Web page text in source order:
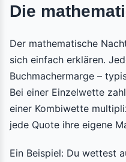
Die
Der mathematische
sich einfach erklären.
Buchmachermarge –
Bei einer Einzelwette
einer Kombiwette
jede Quote ihre eigene
Ein Beispiel: Du wettest